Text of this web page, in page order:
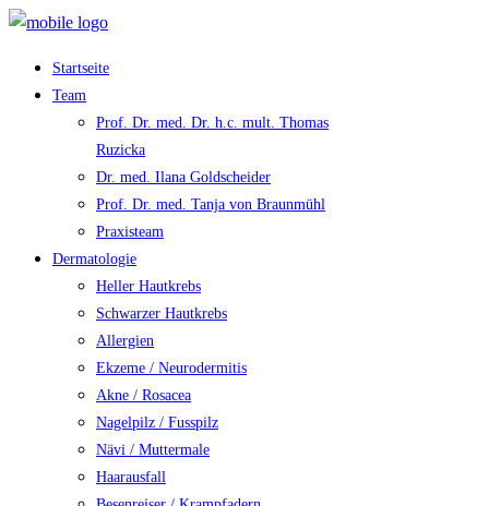
Startseite
Team
Prof. Dr. med. Dr. h.c. mult. Thomas
Ruzicka
Dr. med. Ilana Goldscheider
Prof. Dr. med. Tanja von Braunmühl
Praxisteam
Dermatologie
Heller Hautkrebs
Schwarzer Hautkrebs
Allergien
Ekzeme / Neurodermitis
Akne / Rosacea
Nagelpilz / Fusspilz
Nävi / Muttermale
Haarausfall